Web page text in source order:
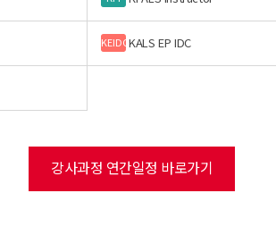
KEIDCKALS EP IDC
강사과정 연간일정 바로가기